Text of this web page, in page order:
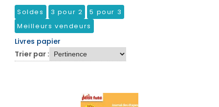
Soldes 3 pour 2
5 pour 3
Meilleurs vendeurs
Livres papier
Trier par :